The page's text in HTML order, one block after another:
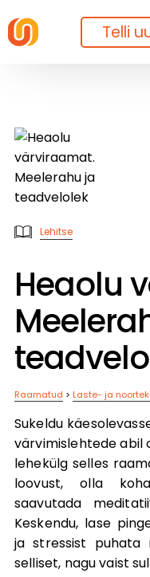
Telli
Lehitse
Heaolu
Raamatud > Laste- ja
Sukeldu
värvimislehtede abil
lehekülg selles
loovust, olla
saavutada
Keskendu, lase
ja stressist puhata
selliset, nagu vaist